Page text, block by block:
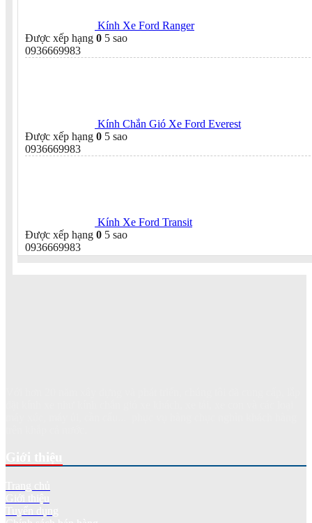
Kính Xe Ford Ranger
Được xếp hạng 0 5 sao
0936669983
Kính Chắn Gió Xe Ford Everest
Được xếp hạng 0 5 sao
0936669983
Kính Xe Ford Transit
Được xếp hạng 0 5 sao
0936669983